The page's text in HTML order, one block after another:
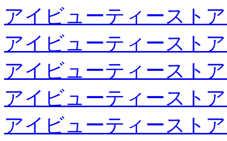
アイビューティースト
アイビューティースト
アイビューティースト
アイビューティースト
アイビューティースト